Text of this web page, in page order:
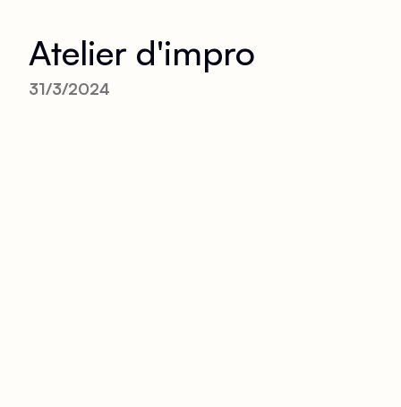
Atelier d'impro
31/3/2024